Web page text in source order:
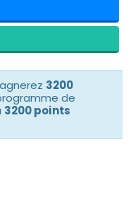
3200
de
3200 points